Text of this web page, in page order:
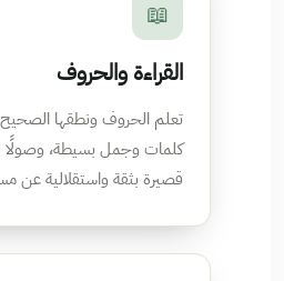
📖
القراءة والحروف
تعلم الحروف ونطقها
كلمات وجمل بسيطة،
قصيرة بثقة واستقلالية عن